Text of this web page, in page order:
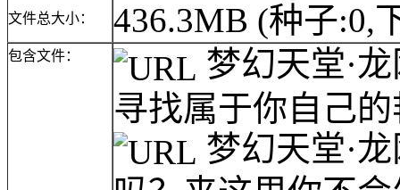
文件总大小： 436.3MB (种子:0,
包含文件：
梦幻天堂·
寻找属于你自己
梦幻天堂·